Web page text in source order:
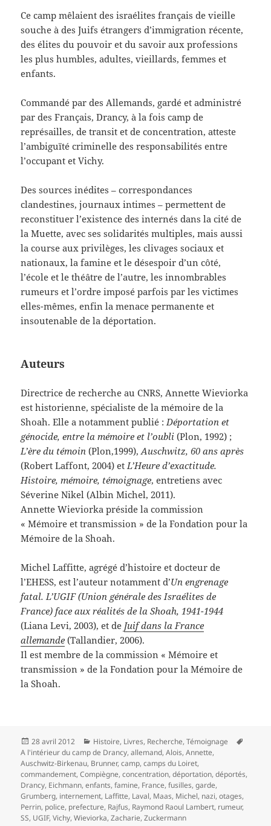
Ce camp mêlaient des israélites français de vieille
souche à des Juifs étrangers d’immigration récente,
des élites du pouvoir et du savoir aux professions
les plus humbles, adultes, vieillards, femmes et
enfants.
Commandé par des Allemands, gardé et administré
par des Français, Drancy, à la fois camp de
représailles, de transit et de concentration, atteste
l’ambiguïté criminelle des responsabilités entre
l’occupant et Vichy.
Des sources inédites – correspondances
clandestines, journaux intimes – permettent de
reconstituer l’existence des internés dans la cité de
la Muette, avec ses solidarités multiples, mais aussi
la course aux privilèges, les clivages sociaux et
nationaux, la famine et le désespoir d’un côté,
l’école et le théâtre de l’autre, les innombrables
rumeurs et l’ordre imposé parfois par les victimes
elles-mêmes, enfin la menace permanente et
insoutenable de la déportation.
Auteurs
Directrice de recherche au CNRS, Annette Wieviorka
est historienne, spécialiste de la mémoire de la
Shoah. Elle a notamment publié : Déportation et
génocide, entre la mémoire et l’oubli (Plon, 1992) ;
L’ère du témoin (Plon,1999),Auschwitz, 60 ans après
(Robert Laffont, 2004) et L’Heure d’exactitude.
Histoire, mémoire, témoignage, entretiens avec
Séverine Nikel (Albin Michel, 2011).
Annette Wieviorka préside la commission
« Mémoire et transmission » de la Fondation pour la
Mémoire de la Shoah.
Michel Laffitte, agrégé d’histoire et docteur de
l’EHESS, est l’auteur notamment d’Un engrenage
fatal. L’UGIF (Union générale des Israélites de
France) face aux réalités de la Shoah, 1941-1944
(Liana Levi, 2003), et de Juif dans la France
allemande (Tallandier, 2006).
Il est membre de la commission « Mémoire et
transmission » de la Fondation pour la Mémoire de
la Shoah.
Publié
le
28 avril 2012 Catégories
Histoire, Livres, Recherche,Témoignage
A l'intérieur du camp de Drancy,allemand,Alois,Annette,
Auschwitz-Birkenau, Brunner,camp,camps du Loiret,
commandement,Compiègne,concentration,déportation,déportés,
Drancy, Eichmann,enfants,famine, France,fusilles,garde,
Grumberg, internement, Laffitte, Laval, Maas, Michel, nazi,otages,
Perrin, police, prefecture, Rajfus, Raymond Raoul Lambert, rumeur,
SS, UGIF,Vichy,Wieviorka,Zacharie,Zuckermann